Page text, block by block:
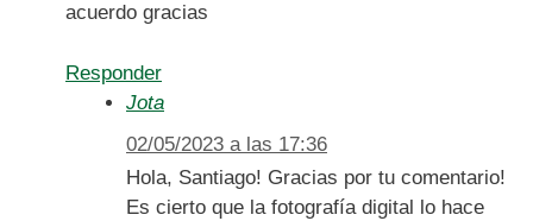
acuerdo gracias
Responder
Jota
02/05/2023 a las 17:36
Hola, Santiago! Gracias por tu comentario!
Es cierto que la fotografía digital lo hace